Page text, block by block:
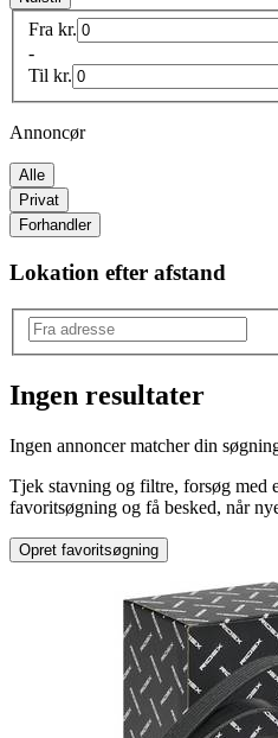
Fra kr.
-
Til kr.
Annoncør
Alle
Privat
Forhandler
Lokation efter afstand
Dyna
Ingen resultater
Ingen annoncer matcher din
Tjek stavning og filtre, forsøg med
favoritsøgning og få besked, når
Opret favoritsøgning